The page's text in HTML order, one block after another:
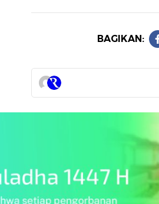
BAGIKAN: